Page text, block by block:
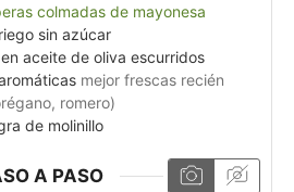
colmadas de mayonesa
sin azúcar
aceite de oliva escurridos
mejor frescas recién
romero)
de molinillo
A PASO